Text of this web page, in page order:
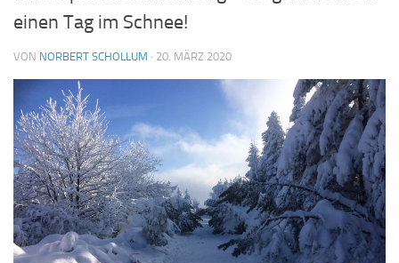
einen Tag im Schnee!
VON NORBERT SCHOLLUM · 20. MÄRZ 2020